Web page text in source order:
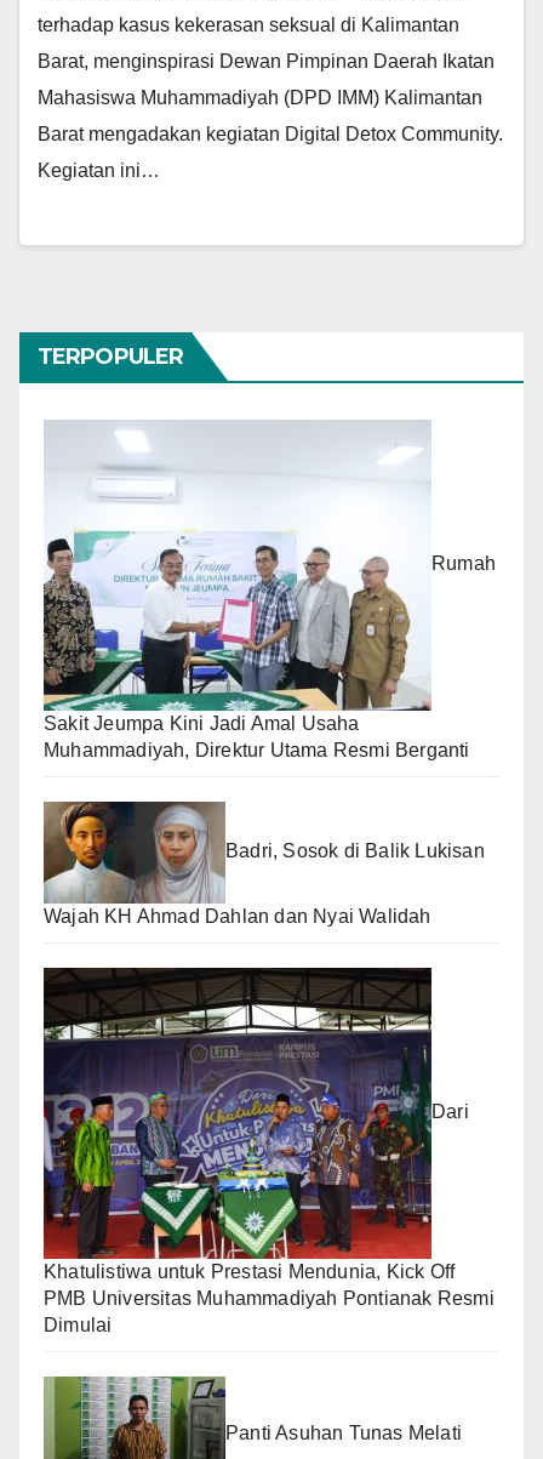
terhadap kasus kekerasan seksual di Kalimantan
Barat, menginspirasi Dewan Pimpinan Daerah Ikatan
Mahasiswa Muhammadiyah (DPD IMM) Kalimantan
Barat mengadakan kegiatan Digital Detox Community.
Kegiatan ini…
TERPOPULER
Rumah
Sakit Jeumpa Kini Jadi Amal Usaha
Muhammadiyah, Direktur Utama Resmi Berganti
Badri, Sosok di Balik Lukisan
Wajah KH Ahmad Dahlan dan Nyai Walidah
Dari
Khatulistiwa untuk Prestasi Mendunia, Kick Off
PMB Universitas Muhammadiyah Pontianak Resmi
Dimulai
Panti Asuhan Tunas Melati